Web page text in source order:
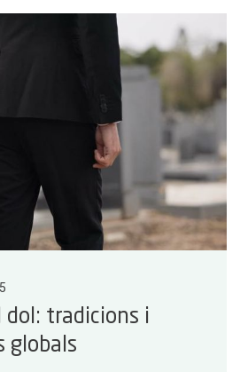
dol: tradicions i
globals